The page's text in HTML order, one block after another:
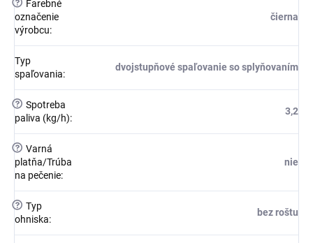
?
Farebné
označenie
výrobcu:
čierna
Typ
spaľovania:
dvojstupňové spaľovanie so splyňovaním
? Spotreba
paliva (kg/h):
3,2
? Varná
platňa/Trúba
na pečenie:
nie
? Typ
ohniska:
bez roštu